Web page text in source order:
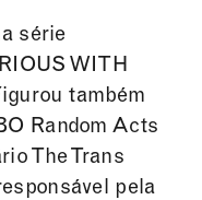
série
WITH
também
Random Acts
The Trans
pela